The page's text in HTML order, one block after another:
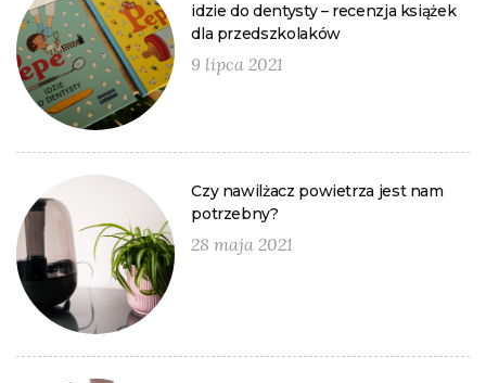
idzie do dentysty – recenzja książek
dla przedszkolaków
9 lipca 2021
Czy nawilżacz powietrza jest nam
potrzebny?
28 maja 2021